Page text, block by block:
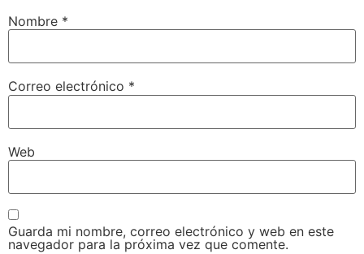
Nombre *
Correo electrónico *
Web
Guarda mi nombre, correo electrónico y web en este
navegador para la próxima vez que comente.